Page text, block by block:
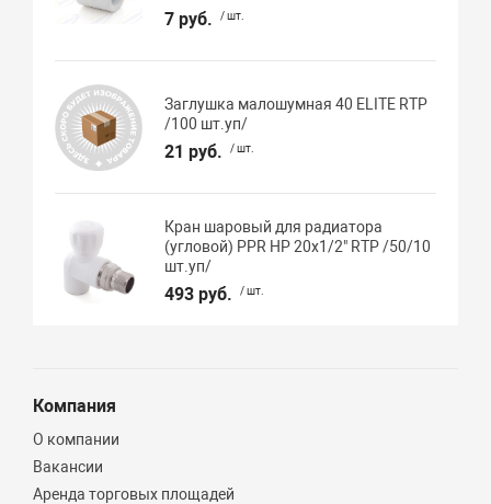
7 руб. / шт.
Заглушка малошумная 40 ELITE RTP
/100 шт.уп/
21 руб. / шт.
Кран шаровый для радиатора
(угловой) PPR НР 20х1/2" RTP /50/10
шт.уп/
493 руб. / шт.
Компания
О компании
Вакансии
Аренда торговых площадей